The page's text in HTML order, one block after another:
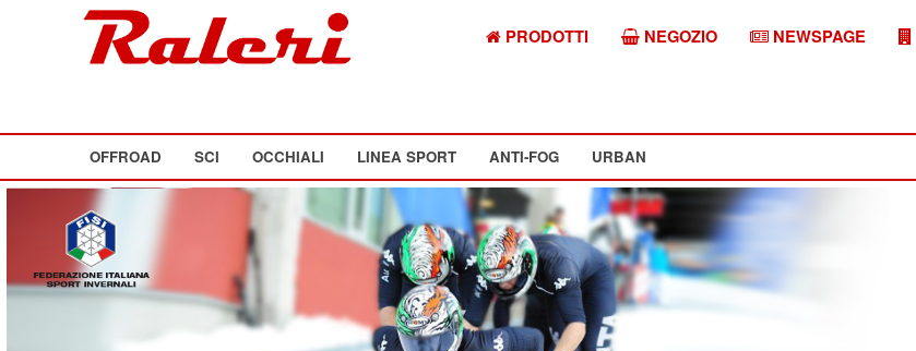
PRODOTTI NEGOZIO NEWSPAGE
OFFROAD SCI OCCHIALI LINEA SPORT ANTI-FOG URBAN